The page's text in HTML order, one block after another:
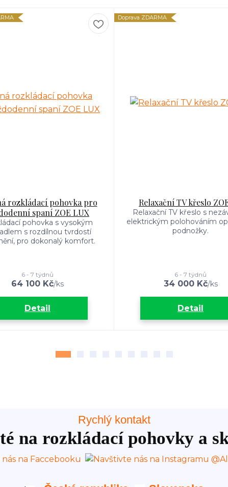
rozkládací pohovka pro
spaní ZOE LUX
pohovka s vysokým
s rozdílnou tvrdostí
pro dokonalý komfort.
64 100 Kč/ks
6 - 7 týdnů
Detail
Doprava ZDARMA
Relaxační TV křeslo
Relaxační TV křeslo s
elektrickým polohováním
podnožky.
34 000 Kč/ks
6 - 7 týdnů
Detail
Rychlý kontakt
na rozkládací pohovky a